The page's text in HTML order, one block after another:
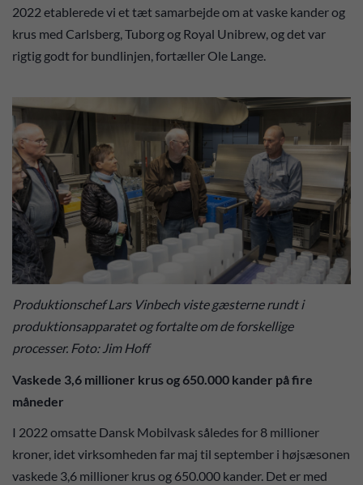
2022 etablerede vi et tæt samarbejde om at vaske kander og
krus med Carlsberg, Tuborg og Royal Unibrew, og det var
rigtig godt for bundlinjen, fortæller Ole Lange.
Produktionschef Lars Vinbech viste gæsterne rundt i
produktionsapparatet og fortalte om de forskellige
processer. Foto: Jim Hoff
Vaskede 3,6 millioner krus og 650.000 kander på fire
måneder
I 2022 omsatte Dansk Mobilvask således for 8 millioner
kroner, idet virksomheden far maj til september i højsæsonen
vaskede 3,6 millioner krus og 650.000 kander. Det er med